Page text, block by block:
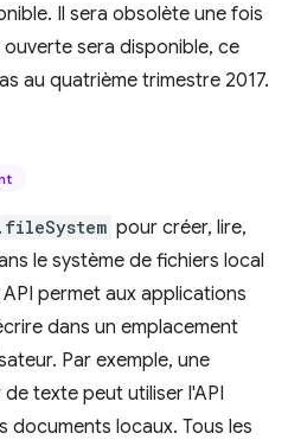
Il sera obsolète une fois
sera disponible, ce
au quatrième trimestre 2017.
pour créer, lire,
le système de fichiers local
permet aux applications
dans un emplacement
Par exemple, une
texte peut utiliser l'API
documents locaux. Tous les